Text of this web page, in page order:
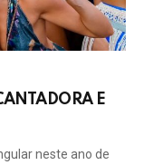
E
neste ano de